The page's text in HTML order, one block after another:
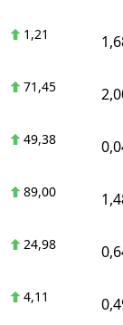
1,21
71,45
49,38
89,00
24,98
4,11